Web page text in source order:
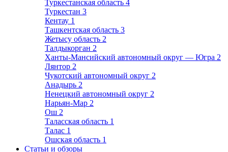
Туркестанская область 4
Туркестан 3
Кентау 1
Ташкентская область 3
Жетысу область 2
Талдыкорган 2
Ханты-Мансийский автономный округ — Югра 2
Лянтор 2
Чукотский автономный округ 2
Анадырь 2
Ненецкий автономный округ 2
Нарьян-Мар 2
Ош 2
Таласская область 1
Талас 1
Ошская область 1
Статьи и обзоры